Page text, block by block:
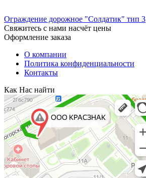
Ограждение дорожное "Солдатик" тип 3
Свяжитесь с нами насчёт цены
Оформление заказа
О компании
Политика конфиденциальности
Контакты
Как Нас найти